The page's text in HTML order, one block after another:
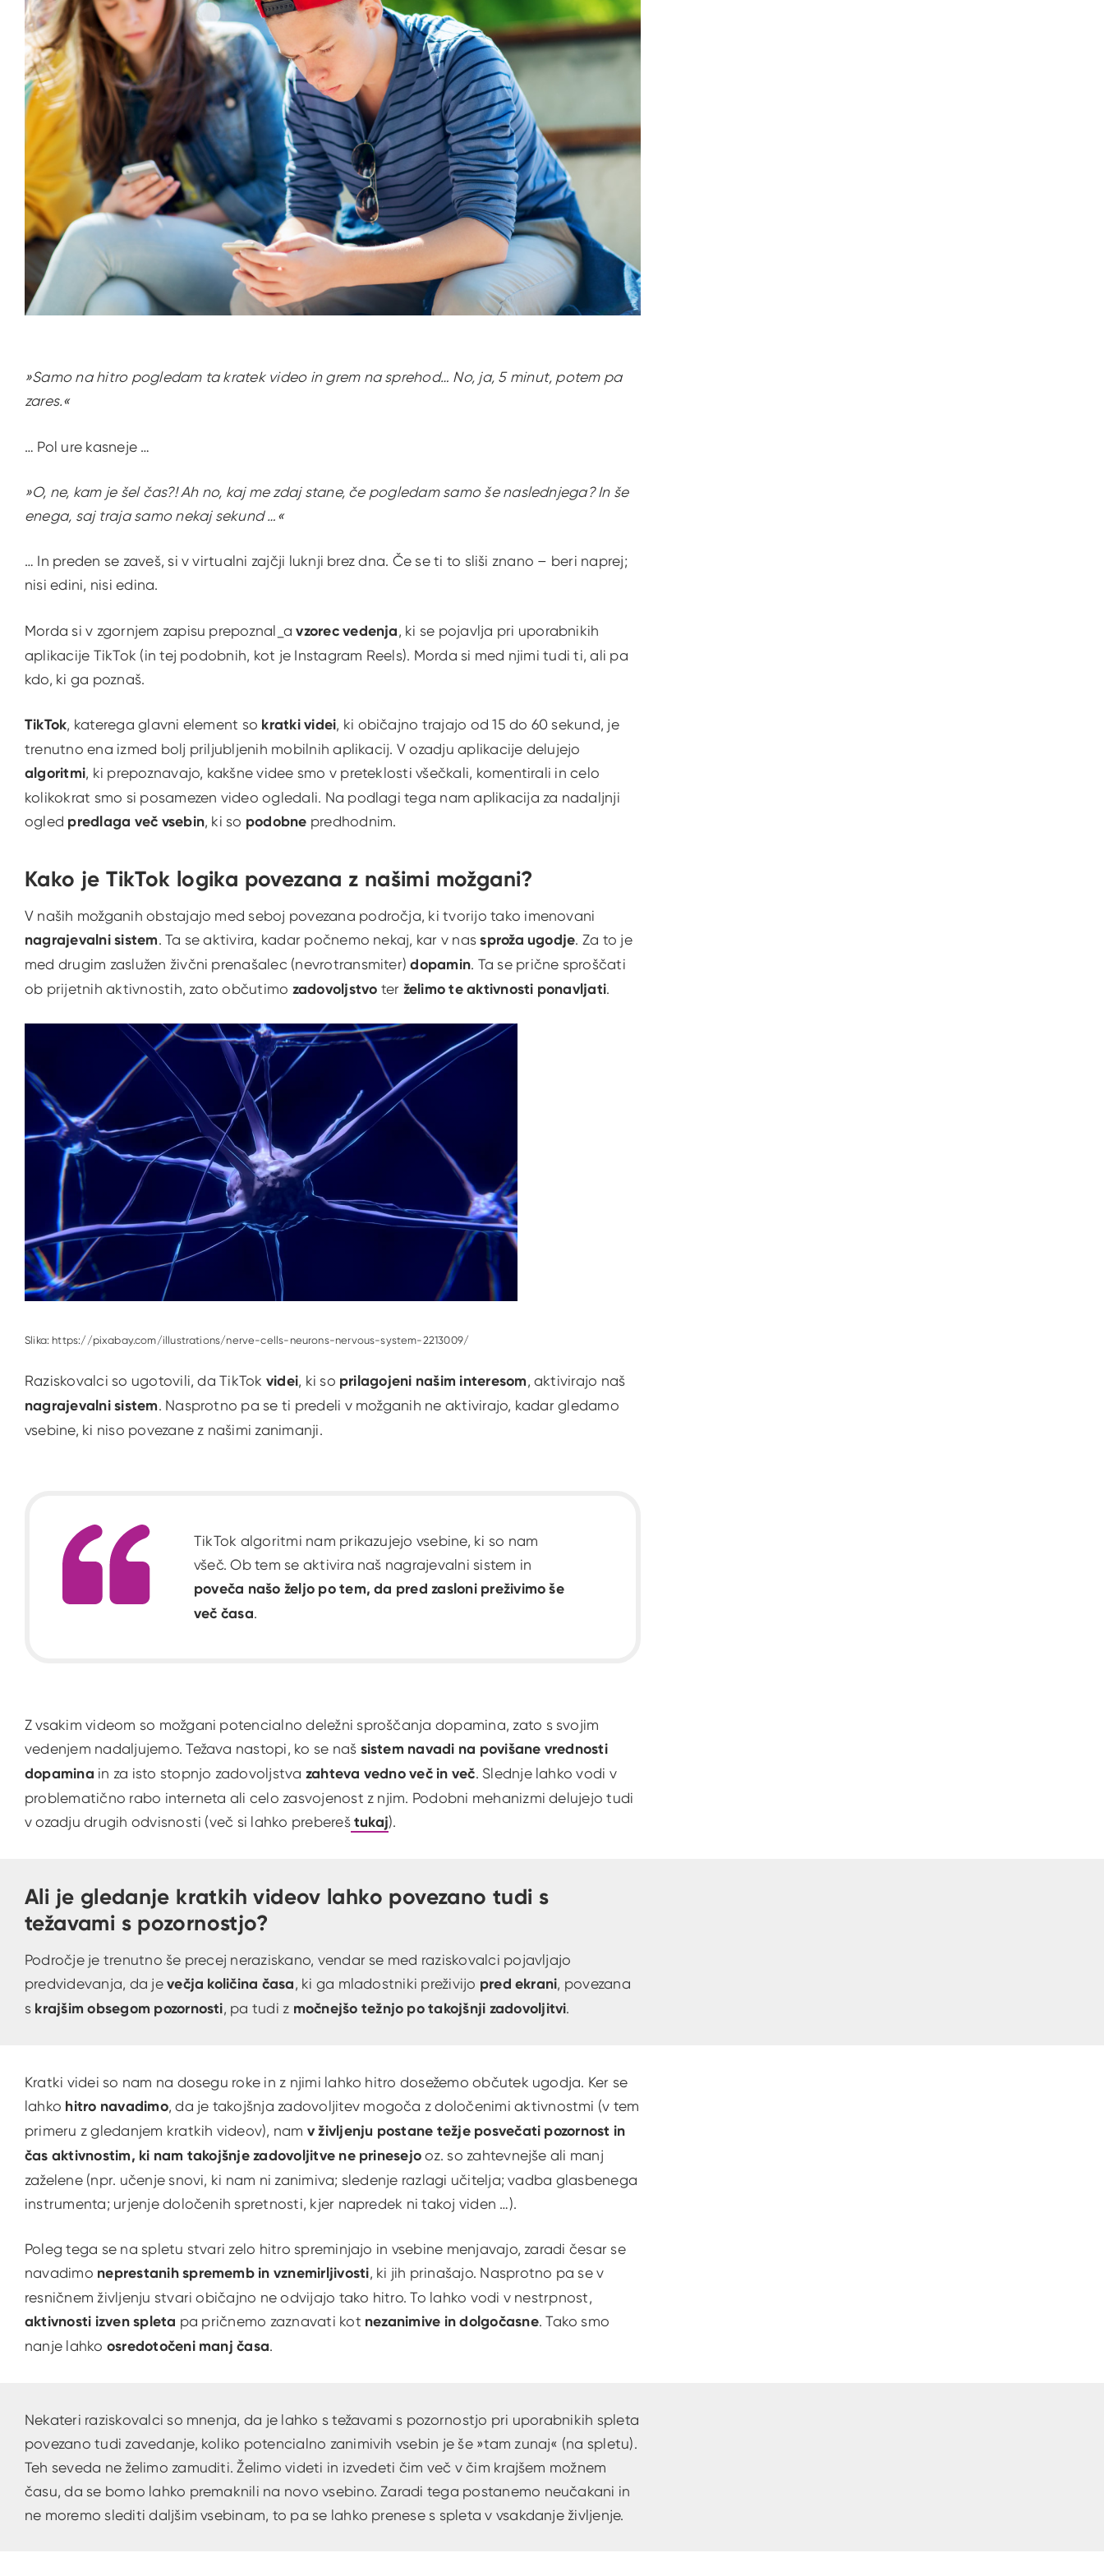
»Samo na hitro pogledam ta kratek video in grem na sprehod… No, ja, 5 minut, potem pa
zares.«
… Pol ure kasneje …
»O, ne, kam je šel čas?! Ah no, kaj me zdaj stane, če pogledam samo še naslednjega? In še
enega, saj traja samo nekaj sekund …«
… In preden se zaveš, si v virtualni zajčji luknji brez dna. Če se ti to sliši znano – beri naprej;
nisi edini, nisi edina.
Morda si v zgornjem zapisu prepoznal_avzorec vedenja, ki se pojavlja pri uporabnikih
aplikacije TikTok (in tej podobnih, kot je Instagram Reels). Morda si med njimi tudi ti, ali pa
kdo, ki ga poznaš.
TikTok, katerega glavni element so kratki videi, ki običajno trajajo od 15 do 60 sekund, je
trenutno ena izmed bolj priljubljenih mobilnih aplikacij. V ozadju aplikacije delujejo
algoritmi, ki prepoznavajo, kakšne videe smo v preteklosti všečkali, komentirali in celo
kolikokrat smo si posamezen video ogledali. Na podlagi tega nam aplikacija za nadaljnji
ogled predlaga več vsebin, ki so podobne predhodnim.
Kako je TikTok logika povezana z našimi možgani?
V naših možganih obstajajo med seboj povezana področja, ki tvorijo tako imenovani
nagrajevalni sistem. Ta se aktivira, kadar počnemo nekaj, kar v nassproža ugodje. Za to je
med drugim zaslužen živčni prenašalec (nevrotransmiter)dopamin. Ta se prične sproščati
ob prijetnih aktivnostih, zato občutimo zadovoljstvo ter želimo te aktivnosti ponavljati.
Slika: https://pixabay.com/illustrations/nerve-cells-neurons-nervous-system-2213009/
Raziskovalci so ugotovili, da TikTok videi, ki so prilagojeni našim interesom, aktivirajo naš
nagrajevalni sistem. Nasprotno pa se ti predeli v možganih ne aktivirajo, kadar gledamo
vsebine, ki niso povezane z našimi zanimanji.
TikTok algoritmi nam prikazujejo vsebine, ki so nam
všeč. Ob tem se aktivira naš nagrajevalni sistem in
poveča našo željo po tem, da pred zasloni preživimo še
več časa.
Z vsakim videom so možgani potencialno deležni sproščanja dopamina, zato s svojim
vedenjem nadaljujemo. Težava nastopi, ko se naš sistem navadi na povišane vrednosti
dopamina in za isto stopnjo zadovoljstva zahteva vedno več in več. Slednje lahko vodi v
problematično rabo interneta ali celo zasvojenost z njim. Podobni mehanizmi delujejo tudi
v ozadju drugih odvisnosti (več si lahko prebereštukaj).
Ali je gledanje kratkih videov lahko povezano tudi s
težavami s pozornostjo?
Področje je trenutno še precej neraziskano, vendar se med raziskovalci pojavljajo
predvidevanja, da jevečja količina časa, ki ga mladostniki preživijo pred ekrani, povezana
s krajšim obsegom pozornosti, pa tudi z močnejšo težnjo po takojšnji zadovoljitvi.
Kratki videi so nam na dosegu roke in z njimi lahko hitro dosežemo občutek ugodja. Ker se
lahko hitro navadimo, da je takojšnja zadovoljitev mogoča z določenimi aktivnostmi (v tem
primeru z gledanjem kratkih videov), nam v življenju postane težje posvečati pozornost in
čas aktivnostim, ki nam takojšnje zadovoljitve ne prinesejooz. so zahtevnejše ali manj
zaželene (npr. učenje snovi, ki nam ni zanimiva; sledenje razlagi učitelja; vadba glasbenega
instrumenta; urjenje določenih spretnosti, kjer napredek ni takoj viden …).
Poleg tega se na spletu stvari zelo hitro spreminjajo in vsebine menjavajo, zaradi česar se
navadimo neprestanih sprememb in vznemirljivosti, ki jih prinašajo. Nasprotno pa se v
resničnem življenju stvari običajno ne odvijajo tako hitro. To lahko vodi v nestrpnost,
aktivnosti izven spleta pa pričnemo zaznavati kot nezanimive in dolgočasne. Tako smo
nanje lahko osredotočeni manj časa.
Nekateri raziskovalci so mnenja, da je lahko s težavami s pozornostjo pri uporabnikih spleta
povezano tudi zavedanje, koliko potencialno zanimivih vsebin je še »tam zunaj« (na spletu).
Teh seveda ne želimo zamuditi. Želimo videti in izvedeti čim več v čim krajšem možnem
času, da se bomo lahko premaknili na novo vsebino. Zaradi tega postanemo neučakani in
ne moremo slediti daljšim vsebinam, to pa se lahko prenese s spleta v vsakdanje življenje.